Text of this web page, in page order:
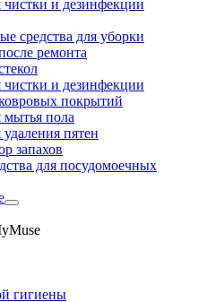
чистки и дезинфекции
средства для уборки
ремонта
чистки и дезинфекции
покрытий
мытья пола
пятен
запахов
для посудомоечных
гигиены